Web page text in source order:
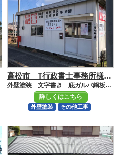
高松市 T行政書士事務所様 錆びた外壁も元通り
外壁塗装 文字書き 庇ガルバ鋼板上張り補修
詳しくはこちら
外壁塗装 その他工事